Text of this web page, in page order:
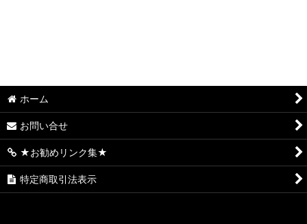
S.七匠系 (スパイキー・親日テクノロジー・クロスアルファ・
エフ)
S.エンターライズ(レオスター)
S.山佐 (山佐ネクスト・セブンリーグ)
S.三共 系 (ビスティ・ジェイビー)
ホーム
お問い合せ
★お勧めリンク集★
特定商取引法表示